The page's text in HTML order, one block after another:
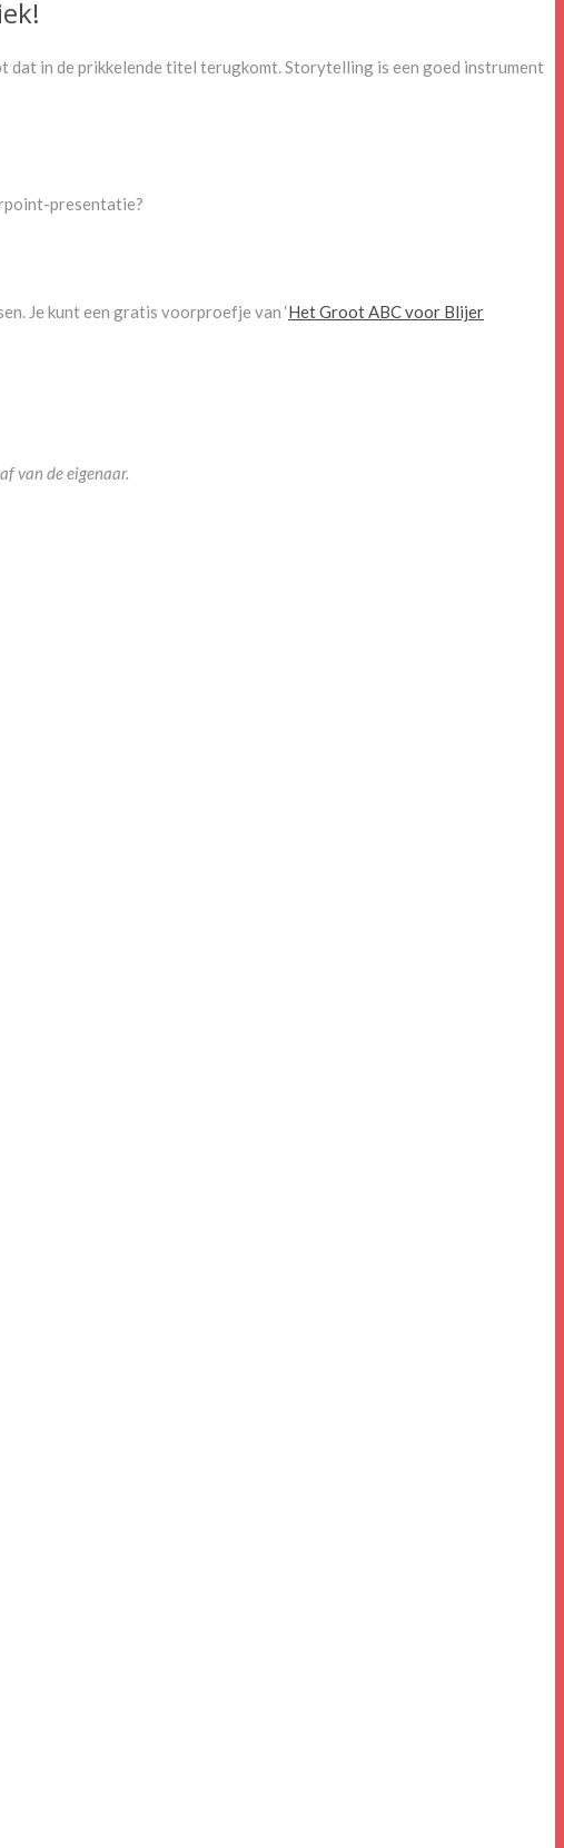
dat in de prikkelende titel terugkomt. Storytelling is een goed instrument
presentatie?
Je kunt een gratis voorproefje van ‘Het Groot ABC voor Blijer
van de eigenaar.